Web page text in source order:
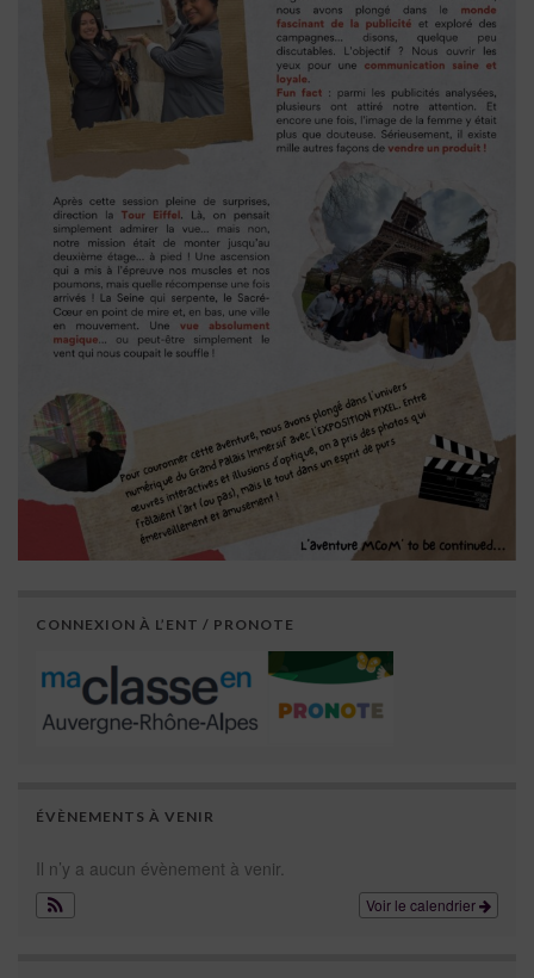
CONNEXION À L’ENT / PRONOTE
ÉVÈNEMENTS À VENIR
Il n’y a aucun évènement à venir.
Voir le calendrier